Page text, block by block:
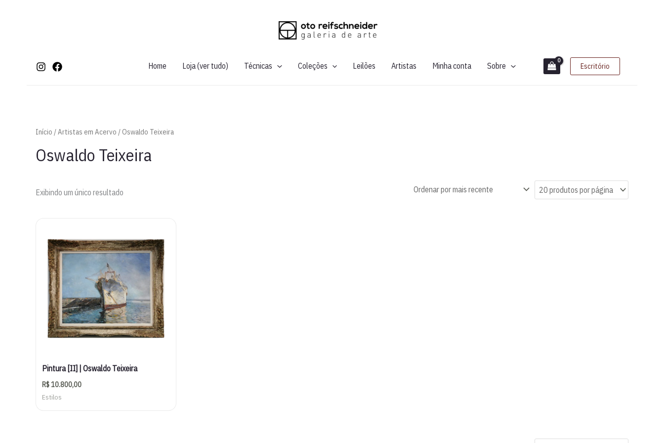
Home Loja (ver tudo) Técnicas Coleções Leilões Artistas Minha conta Sobre Escritório
Início /Artistas em Acervo / Oswaldo Teixeira
Oswaldo Teixeira
Exibindo um único resultado
Pintura [II] | Oswaldo Teixeira
R$10.800,00
Estilos